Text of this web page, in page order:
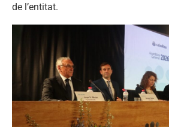
de l’entitat.